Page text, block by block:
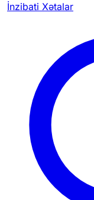
İnzibati Xətalar